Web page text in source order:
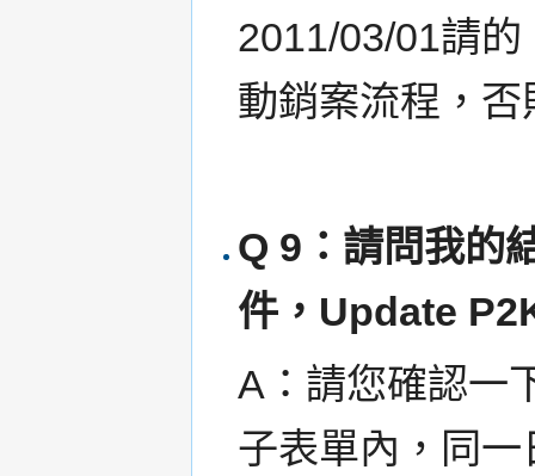
2011/03/01請
動銷案流程，
Q 9：請問我的
件，Update
A：請您確認一
子表單內，同